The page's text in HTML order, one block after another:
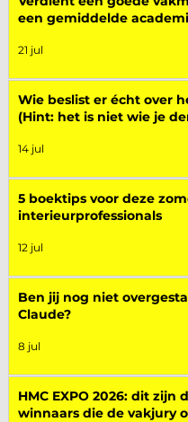
een gemiddelde
21 jul
Wie beslist er écht over
(Hint: het is niet wie je
14 jul
5 boektips voor deze
interieurprofessionals
12 jul
Ben jij nog niet
Claude?
8 jul
HMC EXPO 2026: dit zijn
winnaars die de vakjury